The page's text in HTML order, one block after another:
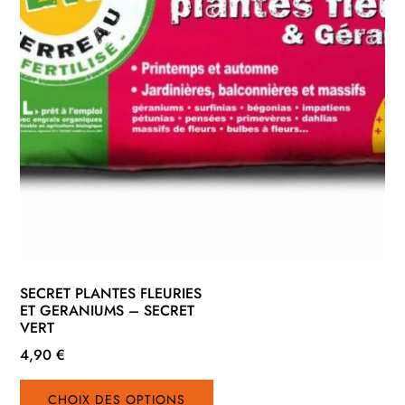
produit
SECRET PLANTES FLEURIES
ET GERANIUMS – SECRET
VERT
4,90€
CHOIX DES OPTIONS
Ce